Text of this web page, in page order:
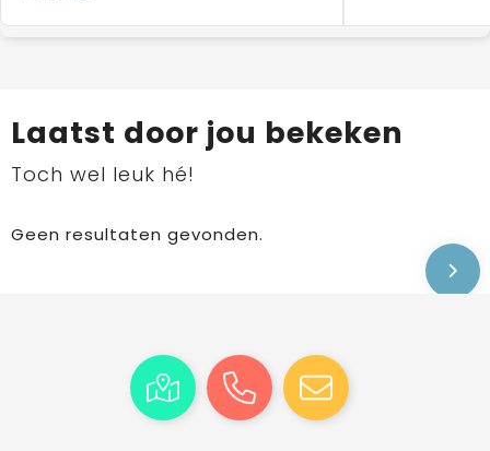
Laatst door jou bekeken
Toch wel leuk hé!
Geen resultaten gevonden.